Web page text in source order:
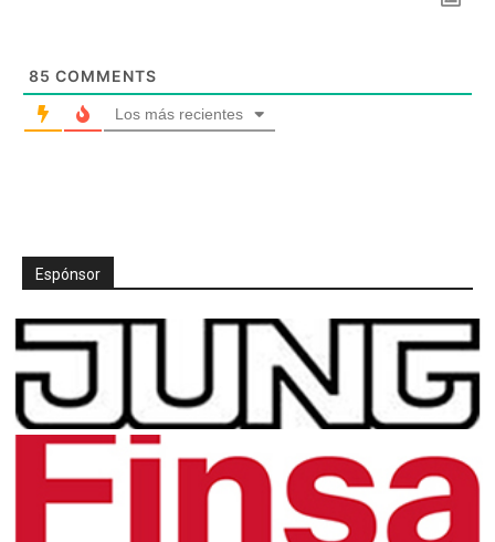
85 COMMENTS
Los más recientes
Espónsor